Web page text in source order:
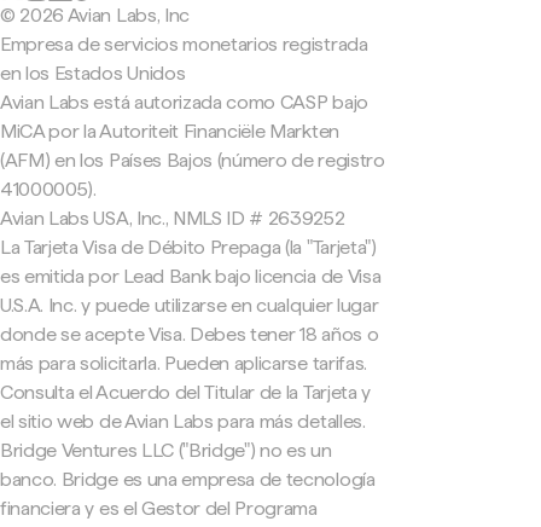
© 2026 Avian Labs, Inc
Empresa de servicios monetarios registrada
en los Estados Unidos
Avian Labs está autorizada como CASP bajo
MiCA por la Autoriteit Financiële Markten
(AFM) en los Países Bajos (número de registro
41000005).
Avian Labs USA, Inc., NMLS ID # 2639252
La Tarjeta Visa de Débito Prepaga (la "Tarjeta")
es emitida por Lead Bank bajo licencia de Visa
U.S.A. Inc. y puede utilizarse en cualquier lugar
donde se acepte Visa. Debes tener 18 años o
más para solicitarla. Pueden aplicarse tarifas.
Consulta el Acuerdo del Titular de la Tarjeta y
el sitio web de Avian Labs para más detalles.
Bridge Ventures LLC ("Bridge") no es un
banco. Bridge es una empresa de tecnología
financiera y es el Gestor del Programa